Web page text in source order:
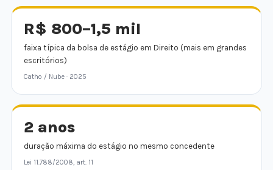
R$ 800–1,5 mil
faixa típica da bolsa de estágio em Direito (mais em grandes
escritórios)
Catho / Nube · 2025
2 anos
duração máxima do estágio no mesmo concedente
Lei 11.788/2008, art. 11